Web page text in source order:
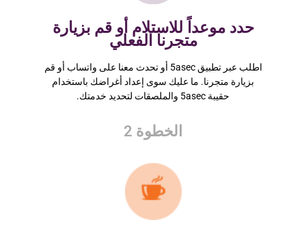
حدد موعداً للاستلام أو قم بزيارة
متجرنا الفعلي
اطلب عبر تطبيق 5asec أو تحدث معنا على واتساب أو قم
بزيارة متجرنا. ما عليك سوى إعداد أغراضك باستخدام
حقيبة 5asec والملصقات لتحديد خدمتك.
الخطوة 2